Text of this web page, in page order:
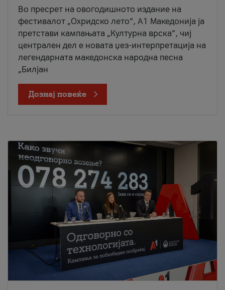
Во пресрет на овогодишното издание на
фестивалот „Охридско лето“, А1 Македонија ја
претстави кампањата „Културна врска“, чиј
централен дел е новата џез-интерпретација на
легендарната македонска народна песна
„Билјан
Дознај повеќе